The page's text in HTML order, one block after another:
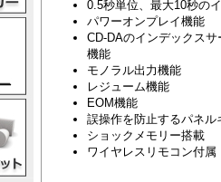
0.5秒単位、最大10秒の
パワーオンプレイ機能
CD-DAのインデックス
機能
モノラル出力機能
レジューム機能
EOM機能
誤操作を防止するパネル
ショックメモリー搭載
ワイヤレスリモコン付属